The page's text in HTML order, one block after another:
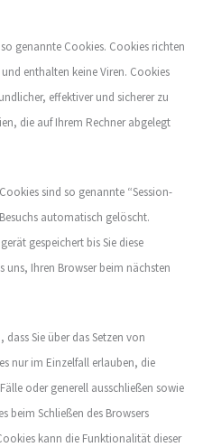
genannte Cookies. Cookies richten
enthalten keine Viren. Cookies
effektiver und sicherer zu
die auf Ihrem Rechner abgelegt
sind so genannte “Session-
automatisch gelöscht.
gespeichert bis Sie diese
uns, Ihren Browser beim nächsten
Sie über das Setzen von
nur im Einzelfall erlauben, die
oder generell ausschließen sowie
beim Schließen des Browsers
kann die Funktionalität dieser